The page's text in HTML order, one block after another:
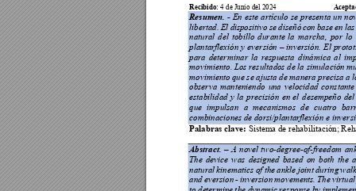
Recibido: 4 de Junio del 2024 Ac
Resumen. - En este artículo se presenta un
libertad. El dispositivo se diseñó con base en
natural del tobillo durante la marcha, por lo
plantarflexión y eversión – inversión. El
para determinar la respuesta dinámica al
movimiento. Los resultados de la simulación
movimiento que se ajusta de manera precisa a
observa manteniendo una velocidad constan
estabilidad y la precisión en el desempeño del
que impulsan a mecanismos de cuatro
combinaciones de dorsi/plantarflexión e invers
Palabras clave: Sistema de rehabilitación;
Abstract. – A novel two-degree-of-freedom
The device was designed based on both the
natural kinematics of the ankle joint during
and eversion - inversion movements. The